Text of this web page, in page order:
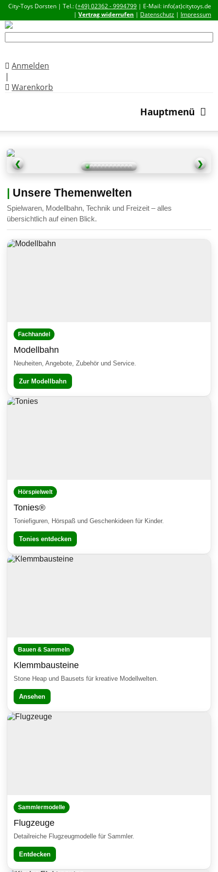
City-Toys Dorsten | Tel.:(+49) 02362 - 9994799 | E-Mail: info(at)citytoys.de
| Vertrag widerrufen | Datenschutz | Impressum
Anmelden
|
Warenkorb
Hauptmenü
❮ ❯
| Unsere Themenwelten
Spielwaren, Modellbahn, Technik und Freizeit – alles
übersichtlich auf einen Blick.
Fachhandel
Modellbahn
Neuheiten, Angebote, Zubehör und Service.
Zur Modellbahn
Hörspielwelt
Tonies®
Toniefiguren, Hörspaß und Geschenkideen für Kinder.
Tonies entdecken
Bauen & Sammeln
Klemmbausteine
Stone Heap und Bausets für kreative Modellwelten.
Ansehen
Sammlermodelle
Flugzeuge
Detailreiche Flugzeugmodelle für Sammler.
Entdecken
Neu eingetroffen...
Spur H0|